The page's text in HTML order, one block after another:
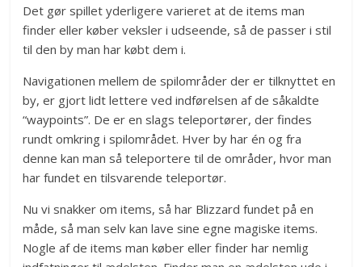
Det gør spillet yderligere varieret at de items man
finder eller køber veksler i udseende, så de passer i stil
til den by man har købt dem i.
Navigationen mellem de spilområder der er tilknyttet en
by, er gjort lidt lettere ved indførelsen af de såkaldte
“waypoints”. De er en slags teleportører, der findes
rundt omkring i spilområdet. Hver by har én og fra
denne kan man så teleportere til de områder, hvor man
har fundet en tilsvarende teleportør.
Nu vi snakker om items, så har Blizzard fundet på en
måde, så man selv kan lave sine egne magiske items.
Nogle af de items man køber eller finder har nemlig